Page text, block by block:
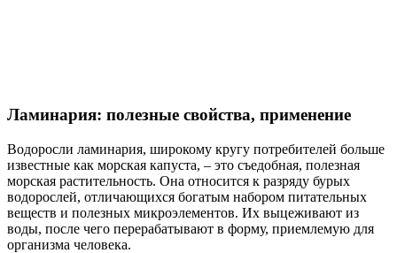
Ламинария: полезные свойства, применение
Водоросли ламинария, широкому кругу потребителей больше
известные как морская капуста, – это съедобная, полезная
морская растительность. Она относится к разряду бурых
водорослей, отличающихся богатым набором питательных
веществ и полезных микроэлементов. Их выцеживают из
воды, после чего перерабатывают в форму, приемлемую для
организма человека.